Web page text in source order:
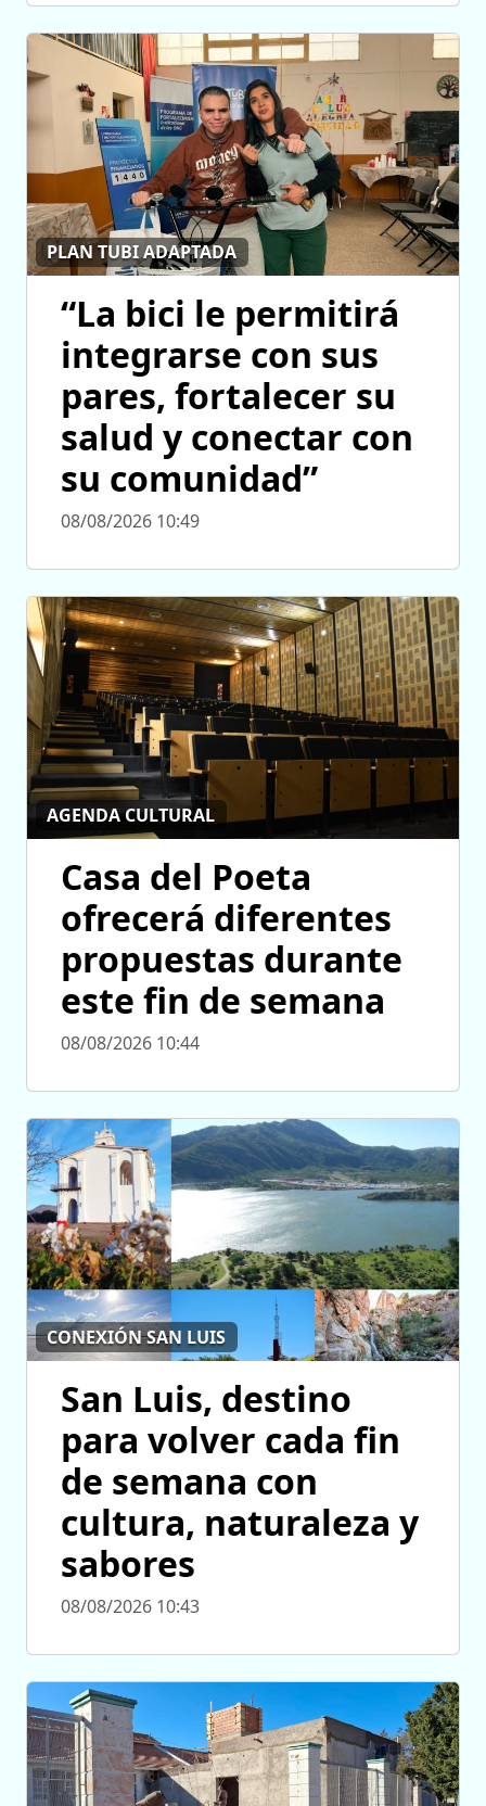
PLAN TUBI ADAPTADA
“La bici le permitirá
integrarse con sus
pares, fortalecer su
salud y conectar con
su comunidad”
08/08/2026 10:49
AGENDA CULTURAL
Casa del Poeta
ofrecerá diferentes
propuestas durante
este fin de semana
08/08/2026 10:44
CONEXIÓN SAN LUIS
San Luis, destino
para volver cada fin
de semana con
cultura, naturaleza y
sabores
08/08/2026 10:43